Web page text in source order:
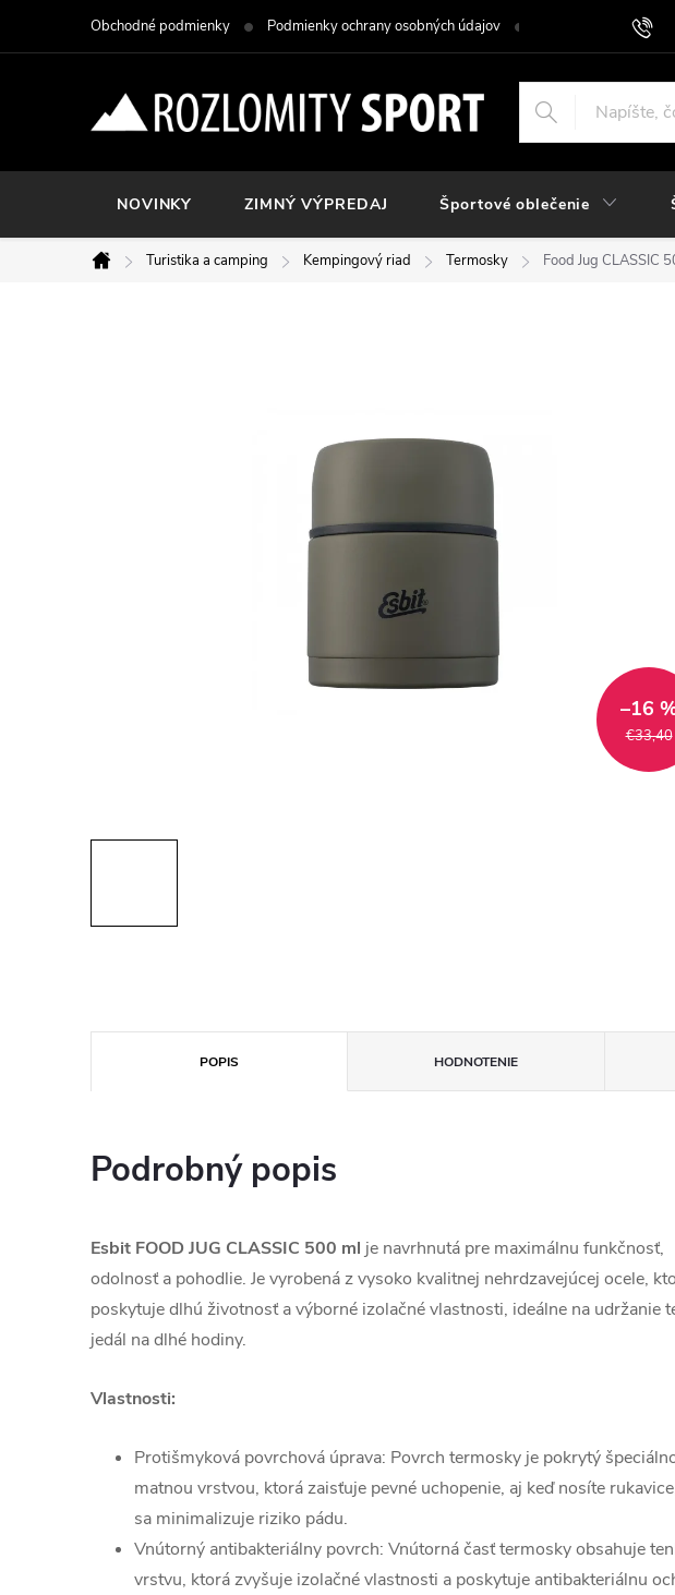
Obchodné podmienky Podmienky ochrany osobných údajov Kontakt
NOVINKY ZIMNÝ VÝPREDAJ Športové oblečenie
Domov
Turistika a camping Kempingový riad Termosky Food Jug CLASSIC
€33,40
–16
POPIS HODNOTENIE
Podrobný popis
Esbit FOOD JUG CLASSIC 500 ml je navrhnutá pre maximálnu funkčnosť,
odolnosť a pohodlie. Je vyrobená z vysoko kvalitnej nehrdzavejúcej ocele,
poskytuje dlhú životnosť a výborné izolačné vlastnosti, ideálne na udržanie
jedál na dlhé hodiny.
Vlastnosti:
Protišmyková povrchová úprava: Povrch termosky je pokrytý
matnou vrstvou, ktorá zaisťuje pevné uchopenie, aj keď nosíte
sa minimalizuje riziko pádu.
Vnútorný antibakteriálny povrch: Vnútorná časť termosky obsahuje
vrstvu, ktorá zvyšuje izolačné vlastnosti a poskytuje antibakteriálnu